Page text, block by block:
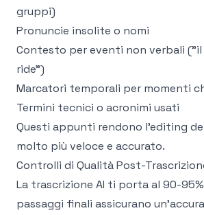
gruppi)
Pronuncie insolite o nomi
Contesto per eventi non verbali
ride")
Marcatori temporali per momenti
Termini tecnici o acronimi usati
Questi appunti rendono l'editing
molto più veloce e accurato.
Controlli di Qualità Post-
La trascrizione AI ti porta al 90-
passaggi finali assicurano